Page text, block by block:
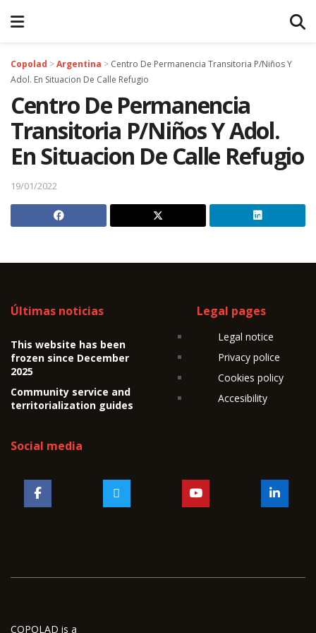
Copolad >Argentina > Centro De Permanencia Transitoria P/Niños Y
Adol. En Situacion De Calle Refugio
Centro De Permanencia
Transitoria P/Niños Y Adol.
En Situacion De Calle Refugio
19/01/2022
Últimas noticias
This website has been
frozen since December
2025
Community service and
territorialization guides
Legal pages
Legal notice
Privacy police
Cookies policy
Accesibility
Social media
COPOLAD is a